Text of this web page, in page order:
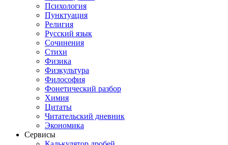
Психология
Пунктуация
Религия
Русский язык
Сочинения
Стихи
Физика
Физкультура
Философия
Фонетический разбор
Химия
Цитаты
Читательский дневник
Экономика
Сервисы